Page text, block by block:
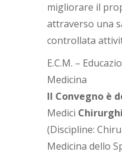
migliorare il
attraverso una
controllata
E.C.M. –
Medicina
Il Convegno è
Medici
(Discipline:
Medicina dello